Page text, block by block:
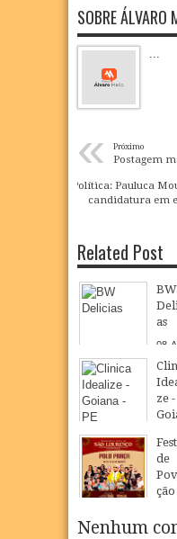
SOBRE ÁLVARO
« Próximo
Postagem
Política: Pauluca
candidatura em
Related Post
BW
as
08
2026
ze -
08 Aug 2026
de
Nenhum